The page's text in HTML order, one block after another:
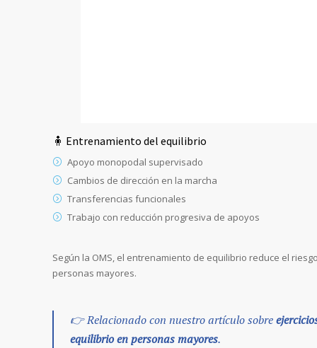
🧍 Entrenamiento del equilibrio
Apoyo monopodal supervisado
Cambios de dirección en la marcha
Transferencias funcionales
Trabajo con reducción progresiva de apoyos
Según la OMS, el entrenamiento de equilibrio reduce el
personas mayores.
👉 Relacionado con nuestro artículo sobre
equilibrio en personas mayores.